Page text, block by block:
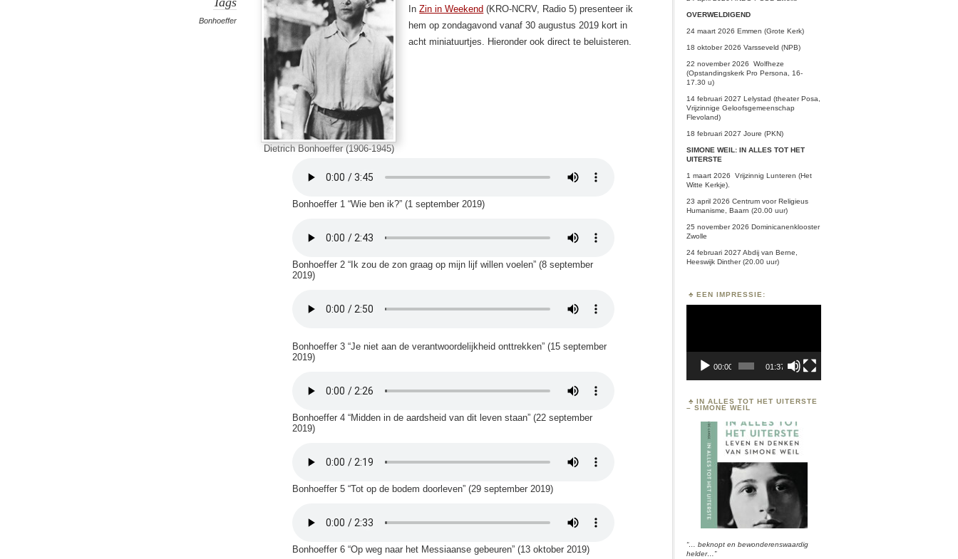
Bonhoeffer
Dietrich Bonhoeffer (1906-1945)
InZin in Weekend (KRO-NCRV, Radio 5) presenteer ik
hem op zondagavond vanaf 30 augustus 2019 kort in
acht miniatuurtjes. Hieronder ook direct te beluisteren.
Bonhoeffer 1 “Wie ben ik?” (1 september 2019)
Bonhoeffer 2 “Ik zou de zon graag op mijn lijf willen voelen” (8 september
2019)
Bonhoeffer 3 “Je niet aan de verantwoordelijkheid onttrekken” (15 september
2019)
Bonhoeffer 4 “Midden in de aardsheid van dit leven staan” (22 september
2019)
Bonhoeffer 5 “Tot op de bodem doorleven” (29 september 2019)
Bonhoeffer 6 “Op weg naar het Messiaanse gebeuren” (13 oktober 2019)
OVERWELDIGEND
24 maart 2026 Emmen (Grote Kerk)
18 oktober 2026 Varsseveld (NPB)
22 november 2026 Wolfheze
(Opstandingskerk Pro Persona, 16-
17.30 u)
14 februari 2027 Lelystad (theater Posa,
Vrijzinnige Geloofsgemeenschap
Flevoland)
18 februari 2027 Joure (PKN)
SIMONE WEIL: IN ALLES TOT HET
UITERSTE
1 maart 2026Vrijzinnig Lunteren (Het
Witte Kerkje).
23 april 2026 Centrum voor Religieus
Humanisme, Baarn (20.00 uur)
25 november 2026 Dominicanenklooster
Zwolle
24 februari 2027 Abdij van Berne,
Heeswijk Dinther (20.00 uur)
EEN IMPRESSIE:
00:00 01:37
IN ALLES TOT HET UITERSTE
– SIMONE WEIL
“… beknopt en bewonderenswaardig
helder…”